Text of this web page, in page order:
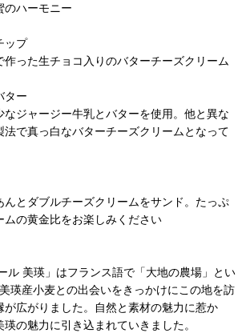
のハーモニー
ップ
作った生チョコ入りのバターチーズクリーム
ター
なジャージー牛乳とバターを使用。他と異な
法で真っ白なバターチーズクリームとなって
んとダブルチーズクリームをサンド。たっぷ
ムの黄金比をお楽しみください
ル 美瑛」はフランス語で「大地の農場」とい
瑛産小麦との出会いをきっかけにこの地を訪
が広がりました。自然と素材の魅力に惹か
の魅力に引き込まれていきました。